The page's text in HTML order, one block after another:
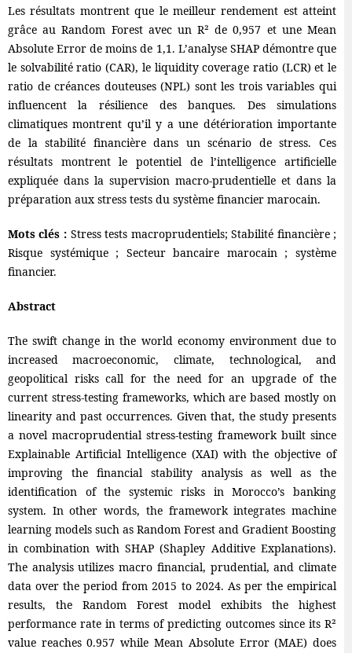
Les résultats montrent que le meilleur rendement est atteint
grâce au Random Forest avec un R² de 0,957 et une Mean
Absolute Error de moins de 1,1. L’analyse SHAP démontre que
le solvabilité ratio (CAR), le liquidity coverage ratio (LCR) et le
ratio de créances douteuses (NPL) sont les trois variables qui
influencent la résilience des banques. Des simulations
climatiques montrent qu’il y a une détérioration importante
de la stabilité financière dans un scénario de stress. Ces
résultats montrent le potentiel de l’intelligence artificielle
expliquée dans la supervision macro-prudentielle et dans la
préparation aux stress tests du système financier marocain.
Mots clés : Stress tests macroprudentiels; Stabilité financière ;
Risque systémique ; Secteur bancaire marocain ; système
financier.
Abstract
The swift change in the world economy environment due to
increased macroeconomic, climate, technological, and
geopolitical risks call for the need for an upgrade of the
current stress-testing frameworks, which are based mostly on
linearity and past occurrences. Given that, the study presents
a novel macroprudential stress-testing framework built since
Explainable Artificial Intelligence (XAI) with the objective of
improving the financial stability analysis as well as the
identification of the systemic risks in Morocco’s banking
system. In other words, the framework integrates machine
learning models such as Random Forest and Gradient Boosting
in combination with SHAP (Shapley Additive Explanations).
The analysis utilizes macro financial, prudential, and climate
data over the period from 2015 to 2024. As per the empirical
results, the Random Forest model exhibits the highest
performance rate in terms of predicting outcomes since its R²
value reaches 0.957 while Mean Absolute Error (MAE) does